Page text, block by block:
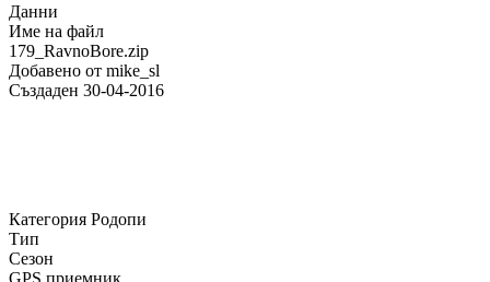
Данни
Име на файл
179_RavnoBore.zip
Добавено от mike_sl
Създаден 30-04-2016
Категория Родопи
Тип
Сезон
GPS приемник